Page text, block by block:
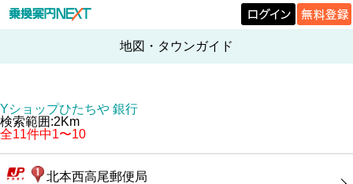
地図・タウンガイド
Yショップひたちや 銀行
検索範囲:2Km
全11件中1〜10
北本西高尾郵便局